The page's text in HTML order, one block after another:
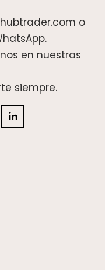
o
en nuestras
siempre.